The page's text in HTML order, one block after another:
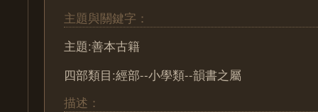
主題與關鍵字：
主題:善本古籍
四部類目:經部--小學類--韻書之屬
描述：